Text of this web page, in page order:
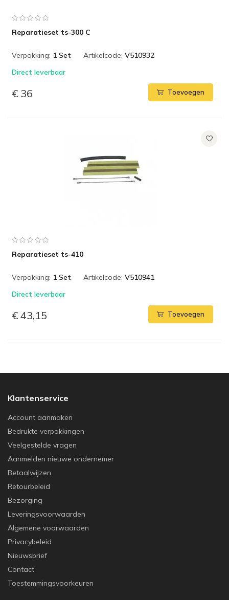
Reparatieset ts-300 C
Verpakking: 1 Set Artikelcode: V510932
Direct leverbaar
€ 36 Toevoegen
Reparatieset ts-410
Verpakking: 1 Set Artikelcode: V510941
Direct leverbaar
€ 43,15 Toevoegen
Klantenservice
Account aanmaken
Bedrukte verpakkingen
Veelgestelde vragen
Aanmelden nieuwe ondernemer
Betaalwijzen
Retourbeleid
Bezorging
Leveringsvoorwaarden
Algemene voorwaarden
Privacybeleid
Nieuwsbrief
Contact
Toestemmingsvoorkeuren